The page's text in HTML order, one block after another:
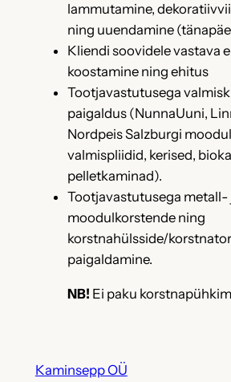
lammutamine,
ning uuendamine
Kliendi soovidele vastava
koostamine ning ehitus
Tootjavastutusega
paigaldus (NunnaUuni,
Nordpeis Salzburgi
valmispliidid, kerised,
pelletkaminad).
Tootjavastutusega metall-
moodulkorstende ning
korstnahülsside/
paigaldamine.
NB! Ei paku
Kaminsepp OÜ